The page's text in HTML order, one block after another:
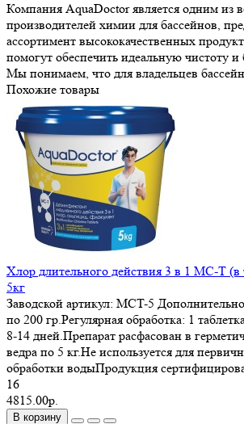
Компания AquaDoctor является одним из
производителей химии для бассейнов,
ассортимент высококачественных
помогут обеспечить идеальную чистоту и
Мы понимаем, что для владельцев
Похожие товары
Хлор длительного действия 3 в 1 MC-T (в
5кг
Заводской артикул: MCT-5
по 200 гр.Регулярная обработка: 1
8-14 дней.Препарат расфасован в
ведра по 5 кг.Не используется для
обработки водыПродукция
16
4815.00р.
В корзину